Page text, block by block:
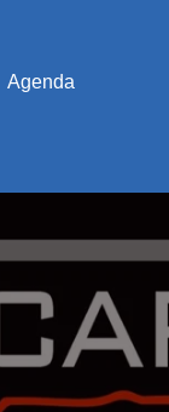
Agenda